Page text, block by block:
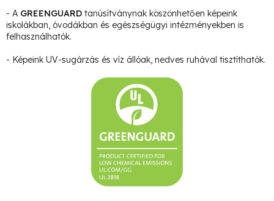
- A GREENGUARD tanúsítványnak köszönhetően képeink
iskolákban, óvodákban és egészségügyi intézményekben is
felhasználhatók.
- Képeink UV-sugárzás és víz állóak, nedves ruhával tisztíthatók.